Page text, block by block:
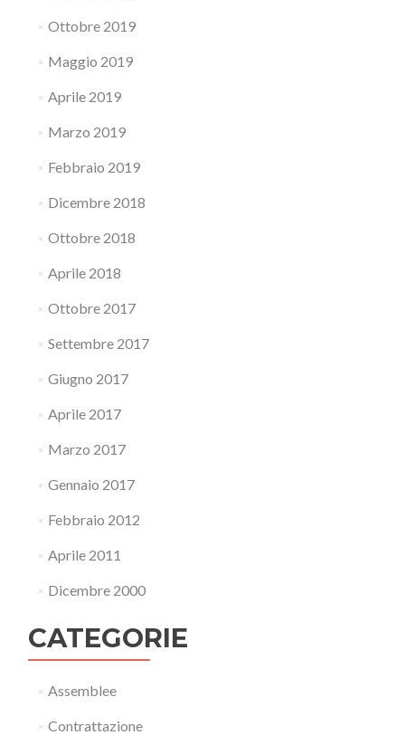
Ottobre 2019
Maggio 2019
Aprile 2019
Marzo 2019
Febbraio 2019
Dicembre 2018
Ottobre 2018
Aprile 2018
Ottobre 2017
Settembre 2017
Giugno 2017
Aprile 2017
Marzo 2017
Gennaio 2017
Febbraio 2012
Aprile 2011
Dicembre 2000
CATEGORIE
Assemblee
Contrattazione